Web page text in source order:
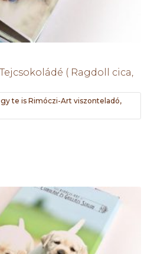
( Ragdoll cica,
te is Rimóczi-Art viszonteladó,